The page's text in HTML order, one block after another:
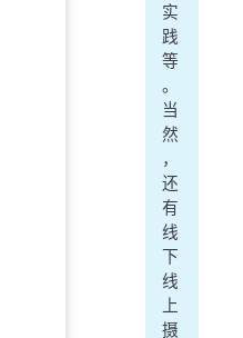
实
践
等
。
当
然
，
还
有
线
下
线
上
摄